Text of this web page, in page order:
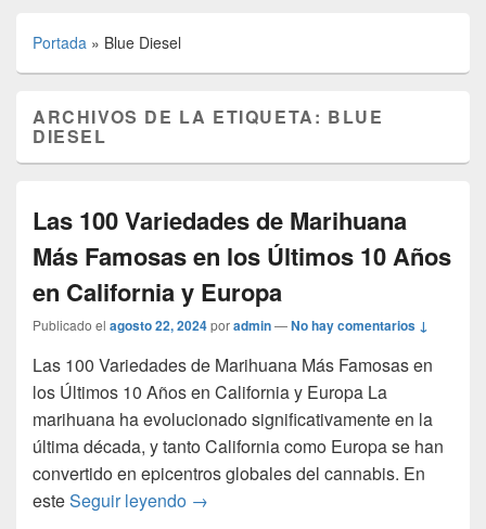
Portada » Blue Diesel
ARCHIVOS DE LA ETIQUETA: BLUE
DIESEL
Las 100 Variedades de Marihuana
Más Famosas en los Últimos 10 Años
en California y Europa
Publicado el agosto 22, 2024poradmin—No hay comentarios ↓
Las 100 Variedades de Marihuana Más Famosas en
los Últimos 10 Años en California y Europa La
marihuana ha evolucionado significativamente en la
última década, y tanto California como Europa se han
convertido en epicentros globales del cannabis. En
esteSeguir leyendo Las 100 Variedades de Marihuana
→